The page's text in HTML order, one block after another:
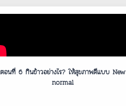
ตอนที่ 6 กินข้าวอย่างไร? ให้สุขภาพดีแบบ New
normal